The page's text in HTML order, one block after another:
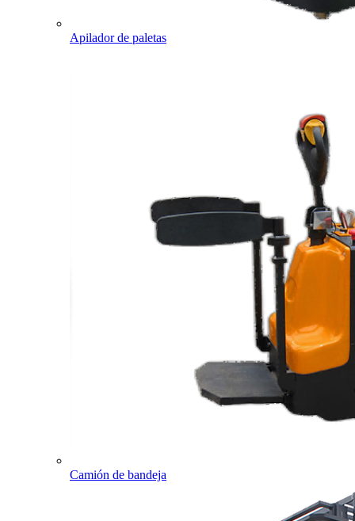
Apilador de paletas
Camión de bandeja